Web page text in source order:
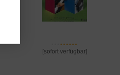
[sofort verfügbar]